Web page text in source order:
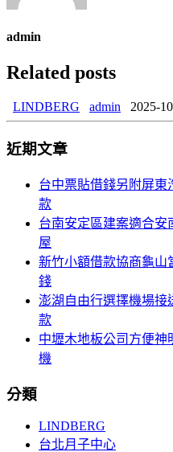
admin
Related posts
LINDBERG admin 2025-
近期文章
台中票貼借錢另附屏東
款
台南安定區建案適合安
屋
新竹小額借款協商龜山
錢
澎湖自由行選擇機場接
款
中壢木地板公司方便神
機
分類
LINDBERG
台北月子中心